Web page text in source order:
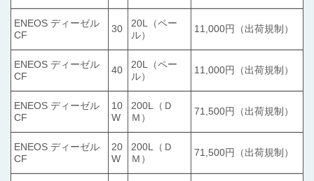
ENEOS ディーゼル
CF
30
20L（ペー
ル）
11,000円（出荷規制）
ENEOS ディーゼル
CF
40
20L（ペー
ル）
11,000円（出荷規制）
ENEOS ディーゼル
CF
10
W
200L（Ｄ
Ｍ）
71,500円（出荷規制）
ENEOS ディーゼル
CF
20
W
200L（Ｄ
Ｍ）
71,500円（出荷規制）